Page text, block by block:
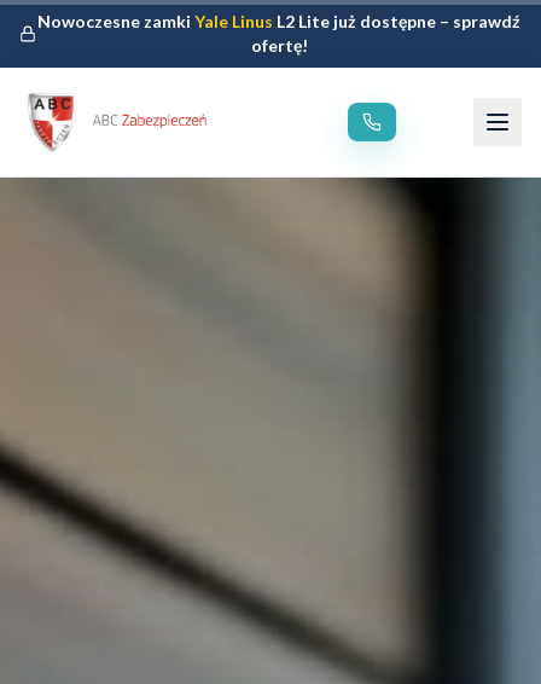
Nowoczesne zamkiYale Linus L2 Lite już dostępne – sprawdź
ofertę!